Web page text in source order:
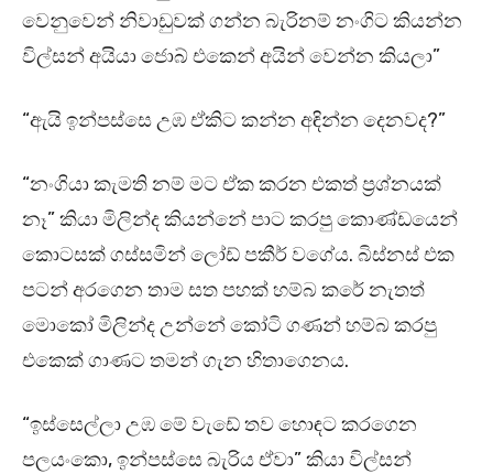
වෙනුවෙන් නිවාඩුවක් ගන්න බැරිනම් නංගිට කියන්න
විල්සන් අයියා ජොබ් එකෙන් අයින් වෙන්න කියලා”
“ඇයි ඉන්පස්සෙ උඹ ඒකිට කන්න අඳින්න දෙනවද?”
“නංගියා කැමති නම් මට ඒක කරන එකත් ප්‍රශ්නයක්
නෑ” කියා මිලින්ද කියන්නේ පාට කරපු කොණ්ඩයෙන්
කොටසක් ගස්සමින් ලෝඩ් පකීර් වගේය. බිස්නස් එක
පටන් අරගෙන තාම සත පහක් හම්බ කරේ නැතත්
මොකෝ මිලින්ද උන්නේ කෝටි ගණන් හම්බ කරපු
එකෙක් ගාණට තමන් ගැන හිතාගෙනය.
“ඉස්සෙල්ලා උඹ මේ වැඩේ තව හොඳට කරගෙන
පලයංකො, ඉන්පස්සෙ බැරිය ඒවා” කියා විල්සන්